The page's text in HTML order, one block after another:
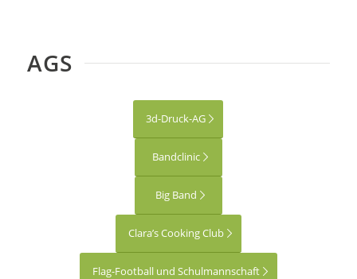
AGS
3d-Druck-AG
Bandclinic
Big Band
Clara’s Cooking Club
Flag-Football und Schulmannschaft